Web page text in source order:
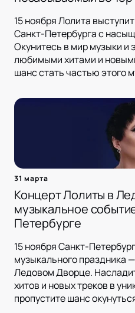
15 ноября Лолита
Санкт-Петербурга с
Окунитесь в мир музыки и
любимыми хитами и
шанс стать частью этого
31 марта
Концерт Лолиты в
музыкальное
Петербурге
15 ноября Санкт-
музыкального праздника
Ледовом Дворце.
хитов и новых треков в
пропустите шанс